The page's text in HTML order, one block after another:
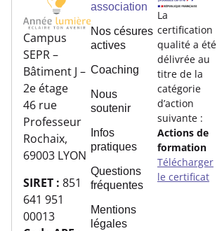
Campus
SEPR –
Bâtiment J –
2e étage
46 rue
Professeur
Rochaix,
69003 LYON
SIRET : 851
641 951
00013
association
Nos césures
actives
Coaching
Nous
soutenir
Infos
pratiques
Questions
fréquentes
Mentions
légales
La
certification
qualité a été
délivrée au
titre de la
catégorie
d’action
suivante :
Actions de
formation
Télécharger
le certificat